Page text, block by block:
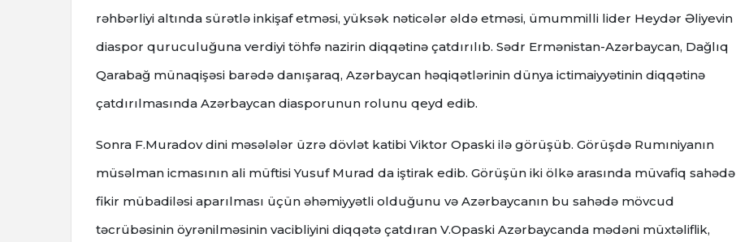
rəhbərliyi altında sürətlə inkişaf etməsi, yüksək nəticələr əldə etməsi, ümummilli lider Heydər Əliyevin
diaspor quruculuğuna verdiyi töhfə nazirin diqqətinə çatdırılıb. Sədr Ermənistan-Azərbaycan, Dağlıq
Qarabağ münaqişəsi barədə danışaraq, Azərbaycan həqiqətlərinin dünya ictimaiyyətinin diqqətinə
çatdırılmasında Azərbaycan diasporunun rolunu qeyd edib.
Sonra F.Muradov dini məsələlər üzrə dövlət katibi Viktor Opaski ilə görüşüb. Görüşdə Rumıniyanın
müsəlman icmasının ali müftisi Yusuf Murad da iştirak edib. Görüşün iki ölkə arasında müvafiq sahədə
fikir mübadiləsi aparılması üçün əhəmiyyətli olduğunu və Azərbaycanın bu sahədə mövcud
təcrübəsinin öyrənilməsinin vacibliyini diqqətə çatdıran V.Opaski Azərbaycanda mədəni müxtəliflik,